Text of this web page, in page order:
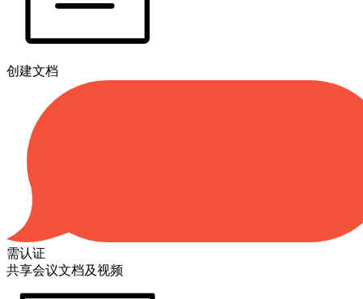
创建文档
需认证
共享会议文档及视频